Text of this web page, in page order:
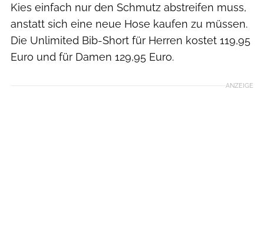
Kies einfach nur den Schmutz abstreifen muss,
anstatt sich eine neue Hose kaufen zu müssen.
Die Unlimited Bib-Short für Herren kostet 119,95
Euro und für Damen 129,95 Euro.
ANZEIGE